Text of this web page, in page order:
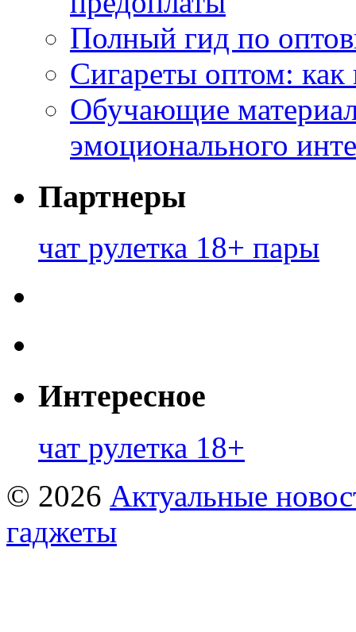
Полный гид по
Сигареты оптом:
Обучающие
эмоционального
Партнеры
чат рулетка 18+ пары
Интересное
чат рулетка 18+
© 2026 Актуальные
гаджеты